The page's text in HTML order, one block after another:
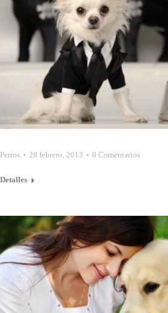
Perros 28 febrero, 2013 0 Comentarios
Detalles